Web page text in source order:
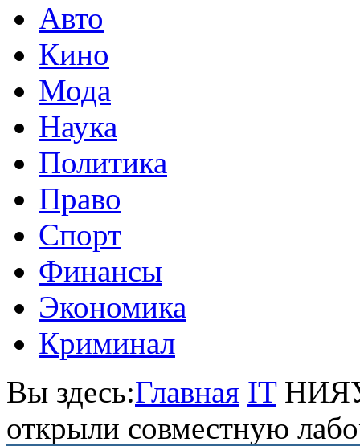
Авто
Кино
Мода
Наука
Политика
Право
Спорт
Финансы
Экономика
Криминал
Вы здесь:Главная IT
открыли совместную